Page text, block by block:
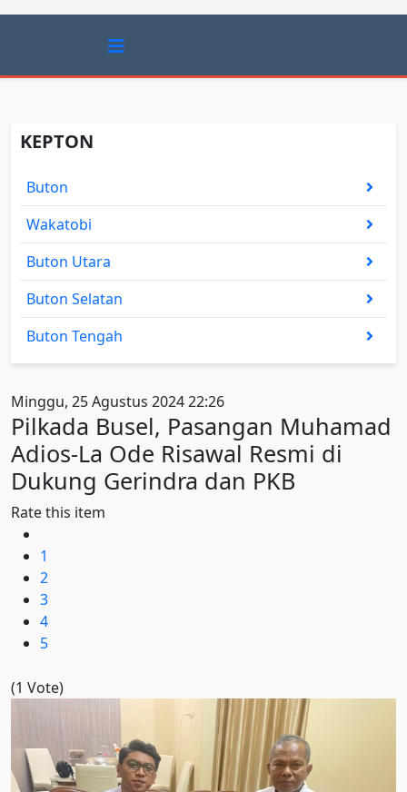
KEPTON
Buton
Wakatobi
Buton Utara
Buton Selatan
Buton Tengah
Minggu, 25 Agustus 2024 22:26
Pilkada Busel, Pasangan Muhamad
Adios-La Ode Risawal Resmi di
Dukung Gerindra dan PKB
Rate this item
1
2
3
4
5
(1 Vote)